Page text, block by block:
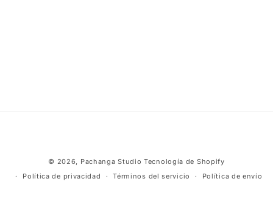
© 2026, Pachanga Studio Tecnología de Shopify
Política de privacidad
Términos del servicio Política de envío